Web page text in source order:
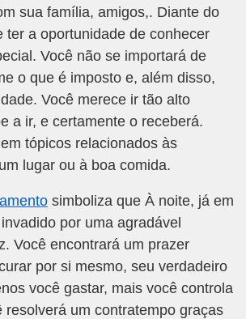
sua família, amigos,. Diante do
ter a oportunidade de conhecer
Você não se importará de
o que é imposto e, além disso,
Você merece ir tão alto
a ir, e certamente o receberá.
tópicos relacionados às
lugar ou à boa comida.
simboliza que À noite, já em
por uma agradável
Você encontrará um prazer
por si mesmo, seu verdadeiro
você gastar, mais você controla
resolverá um contratempo graças